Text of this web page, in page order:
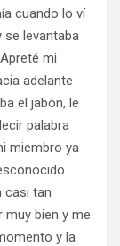
cuando lo ví
se levantaba
mi
adelante
el jabón, le
palabra
miembro ya
casi tan
muy bien y me
y la